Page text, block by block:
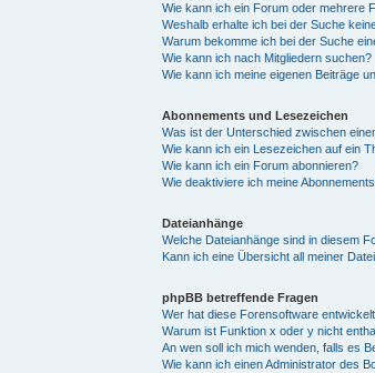
Wie kann ich ein Forum oder mehrere
Weshalb erhalte ich bei der Suche
Warum bekomme ich bei der Suche
Wie kann ich nach Mitgliedern suchen?
Wie kann ich meine eigenen Beiträge
Abonnements und Lesezeichen
Was ist der Unterschied zwischen
Wie kann ich ein Lesezeichen auf ein
Wie kann ich ein Forum abonnieren?
Wie deaktiviere ich meine
Dateianhänge
Welche Dateianhänge sind in diesem
Kann ich eine Übersicht all meiner
phpBB betreffende Fragen
Wer hat diese Forensoftware
Warum ist Funktion x oder y nicht
An wen soll ich mich wenden, falls es
Wie kann ich einen Administrator des